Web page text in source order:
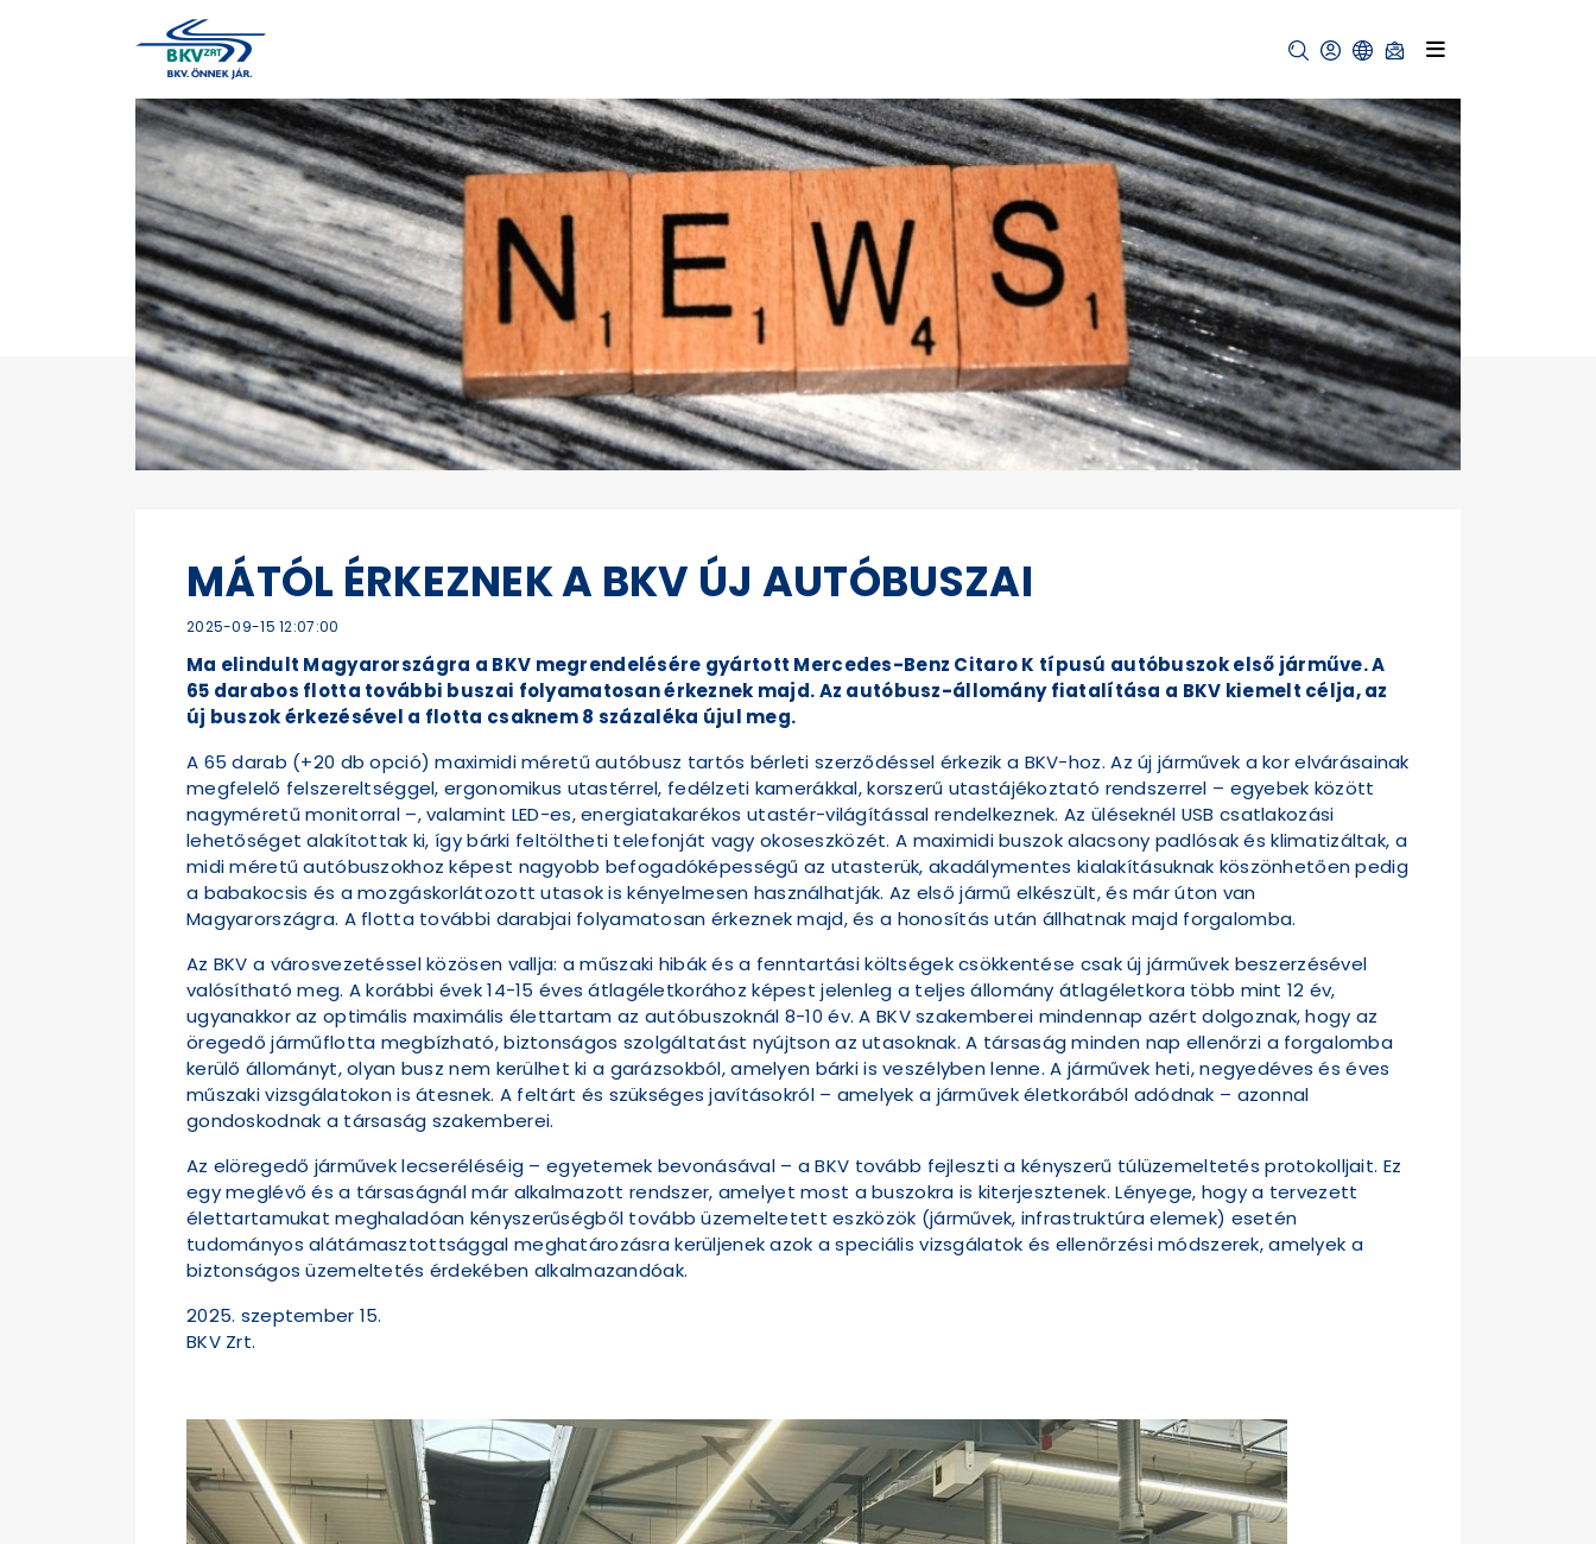
MÁTÓL ÉRKEZNEK A BKV ÚJ AUTÓBUSZAI
2025-09-15 12:07:00
Ma elindult Magyarországra a BKV megrendelésére gyártott Mercedes-Benz Citaro K típusú autóbuszok első járműve. A
65 darabos flotta további buszai folyamatosan érkeznek majd. Az autóbusz-állomány fiatalítása a BKV kiemelt célja, az
új buszok érkezésével a flotta csaknem 8 százaléka újul meg.
A 65 darab (+20 db opció) maximidi méretű autóbusz tartós bérleti szerződéssel érkezik a BKV-hoz. Az új járművek a kor elvárásainak
megfelelő felszereltséggel, ergonomikus utastérrel, fedélzeti kamerákkal, korszerű utastájékoztató rendszerrel – egyebek között
nagyméretű monitorral –, valamint LED-es, energiatakarékos utastér-világítással rendelkeznek. Az üléseknél USB csatlakozási
lehetőséget alakítottak ki, így bárki feltöltheti telefonját vagy okoseszközét. A maximidi buszok alacsony padlósak és klimatizáltak, a
midi méretű autóbuszokhoz képest nagyobb befogadóképességű az utasterük, akadálymentes kialakításuknak köszönhetően pedig
a babakocsis és a mozgáskorlátozott utasok is kényelmesen használhatják. Az első jármű elkészült, és már úton van
Magyarországra. A flotta további darabjai folyamatosan érkeznek majd, és a honosítás után állhatnak majd forgalomba.
Az BKV a városvezetéssel közösen vallja: a műszaki hibák és a fenntartási költségek csökkentése csak új járművek beszerzésével
valósítható meg. A korábbi évek 14-15 éves átlagéletkorához képest jelenleg a teljes állomány átlagéletkora több mint 12 év,
ugyanakkor az optimális maximális élettartam az autóbuszoknál 8-10 év. A BKV szakemberei mindennap azért dolgoznak, hogy az
öregedő járműflotta megbízható, biztonságos szolgáltatást nyújtson az utasoknak. A társaság minden nap ellenőrzi a forgalomba
kerülő állományt, olyan busz nem kerülhet ki a garázsokból, amelyen bárki is veszélyben lenne. A járművek heti, negyedéves és éves
műszaki vizsgálatokon is átesnek. A feltárt és szükséges javításokról – amelyek a járművek életkorából adódnak – azonnal
gondoskodnak a társaság szakemberei.
Az elöregedő járművek lecseréléséig – egyetemek bevonásával – a BKV tovább fejleszti a kényszerű túlüzemeltetés protokolljait. Ez
egy meglévő és a társaságnál már alkalmazott rendszer, amelyet most a buszokra is kiterjesztenek. Lényege, hogy a tervezett
élettartamukat meghaladóan kényszerűségből tovább üzemeltetett eszközök (járművek, infrastruktúra elemek) esetén
tudományos alátámasztottsággal meghatározásra kerüljenek azok a speciális vizsgálatok és ellenőrzési módszerek, amelyek a
biztonságos üzemeltetés érdekében alkalmazandóak.
2025. szeptember 15.
BKV Zrt.